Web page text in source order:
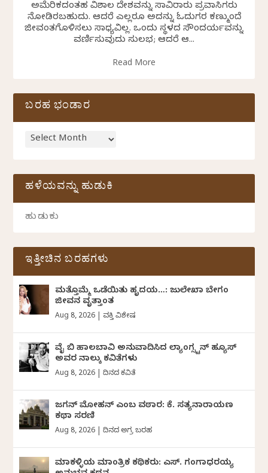
ಅಮೆರಿಕದಂತಹ ವಿಶಾಲ ದೇಶವನ್ನು ಸಾವಿರಾರು ಪ್ರವಾಸಿಗರು
ನೋಡಿರಬಹುದು. ಆದರೆ ಎಲ್ಲರೂ ಅದನ್ನು ಓದುಗರ ಕಣ್ಮುಂದೆ
ಜೀವಂತಗೊಳಿಸಲು ಸಾಧ್ಯವಿಲ್ಲ. ಒಂದು ಸ್ಥಳದ ಸೌಂದರ್ಯವನ್ನು
ವರ್ಣಿಸುವುದು ಸುಲಭ; ಆದರೆ ಆ...
Read More
ಬರಹ ಭಂಡಾರ
ಹಳೆಯವನ್ನು ಹುಡುಕಿ
ಇತ್ತೀಚಿನ ಬರಹಗಳು
ಮತ್ತೊಮ್ಮೆ ಒಡೆಯಿತು ಹೃದಯ…: ಜುಲೇಖಾ ಬೇಗಂ
ಜೀವನ ವೃತ್ತಾಂತ
Aug 8, 2026 ವ್ಯಕ್ತಿ ವಿಶೇಷ
ವೈ ಬಿ ಹಾಲಬಾವಿ ಅನುವಾದಿಸಿದ ಲ್ಯಾಂಗ್ಸ್ಟನ್ ಹ್ಯೂಸ್
ಅವರ ನಾಲ್ಕು ಕವಿತೆಗಳು
Aug 8, 2026 |ದಿನದ ಕವಿತೆ
ಜಗನ್‌ ಮೋಹನ್‌ ಎಂಬ ವಠಾರ: ಕೆ. ಸತ್ಯನಾರಾಯಣ
ಕಥಾ ಸರಣಿ
Aug 8, 2026 |ದಿನದ ಅಗ್ರ ಬರಹ
ಮಾಕಳ್ಳಿಯ ಮಾಂತ್ರಿಕ ಕಥಿಕರು: ಎಸ್. ಗಂಗಾಧರಯ್ಯ